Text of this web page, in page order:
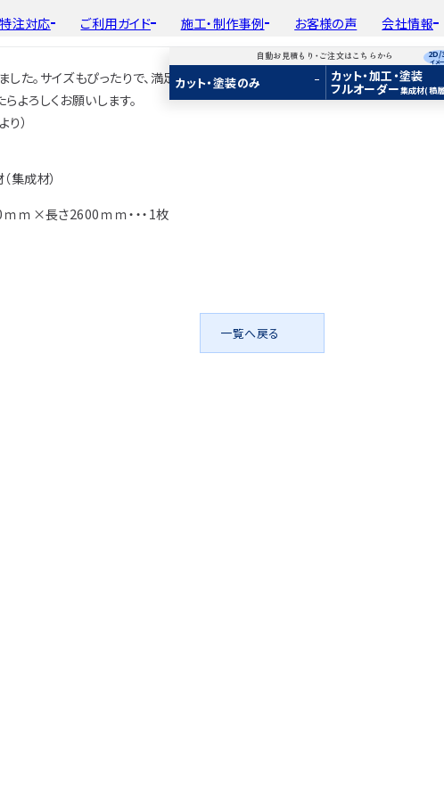
ら選ぶChoose by Type and Purpose
文はこちらから
頼
種類から選ぶ
取扱木材と選
特注対応
平面加工
断面加工
木材加工講座
ご利用ガイド
はこちらから
初めての方へ
ご注文から商品到着までの流れ
納期・配送について
施工・制作事例
施工・制作事例Production Example
カット・加工・塗装
工場製作事例
子ども・孫のためのDIY
お客様の声 会社情報
会社概要
自動お見積もり・ご注文はこちらから
カット・塗装のみ カット・加工・塗装
フルオーダー集成材(積
2D/
イメ
た。サイズもぴったりで、満足しています。
よろしくお願いします。
）
集成材）
ｍ×長さ2600ｍｍ・・・1枚
一覧へ戻る